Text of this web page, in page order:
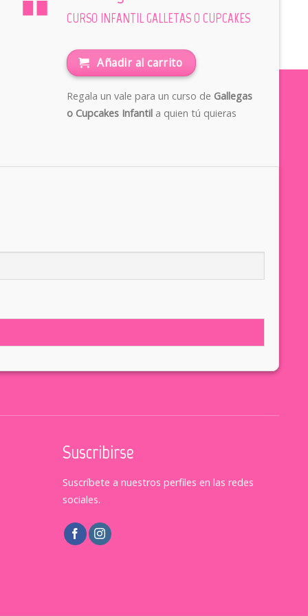
CURSO INFANTIL GALLETAS O CUPCAKES
Añadir al carrito
Regala un vale para un curso de Gallegas
o Cupcakes Infantil a quien tú quieras
Suscribirse
Suscríbete a nuestros perfiles en las redes
sociales.